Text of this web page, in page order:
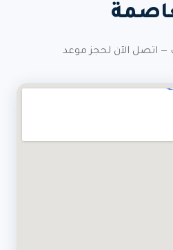
— اتصل الآن لحجز موعد